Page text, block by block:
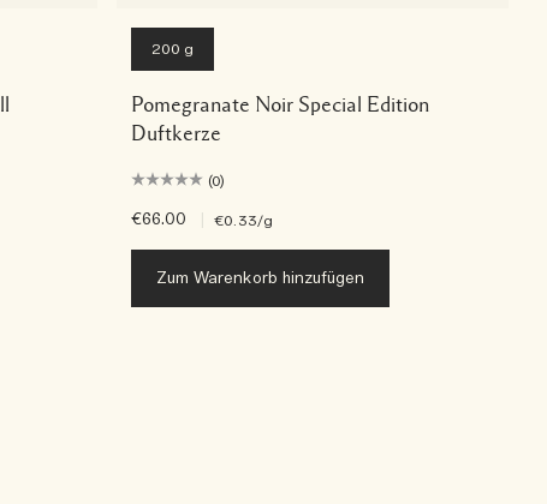
200 g
Pomegranate Noir Special Edition
Duftkerze
(0)
€66.00 €0.33/g
Zum Warenkorb hinzufügen